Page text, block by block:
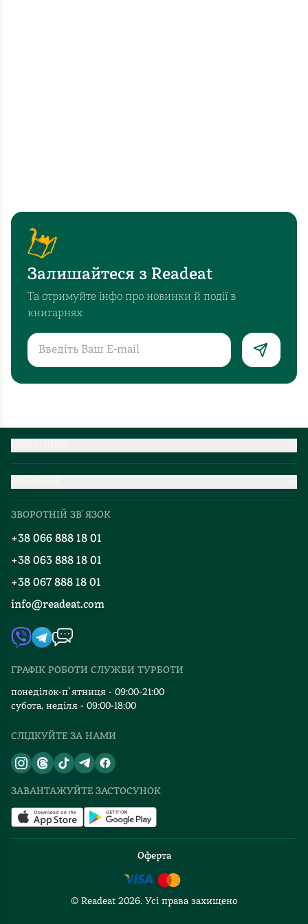
Залишайтеся з Readeat
Та отримуйте інфо про новинки й події в
книгарнях
Добірки
Блог
Події
Книгарні
Контакти
Автори
Видавництва
Відгуки та оцінка RDT
ЗВОРОТНІЙ ЗВ`ЯЗОК
+38 066 888 18 01
+38 063 888 18 01
+38 067 888 18 01
info@readeat.com
ГРАФІК РОБОТИ СЛУЖБИ ТУРБОТИ
понеділок-п`ятниця - 09:00-21:00
субота, неділя - 09:00-18:00
СЛІДКУЙТЕ ЗА НАМИ
ЗАВАНТАЖУЙТЕ ЗАСТОСУНОК
Оферта
© Readeat 2026. Усі права захищено